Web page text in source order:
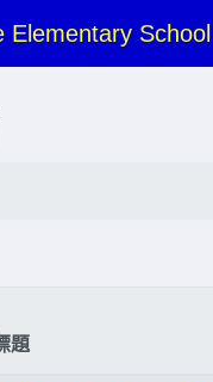
Elementary School
題